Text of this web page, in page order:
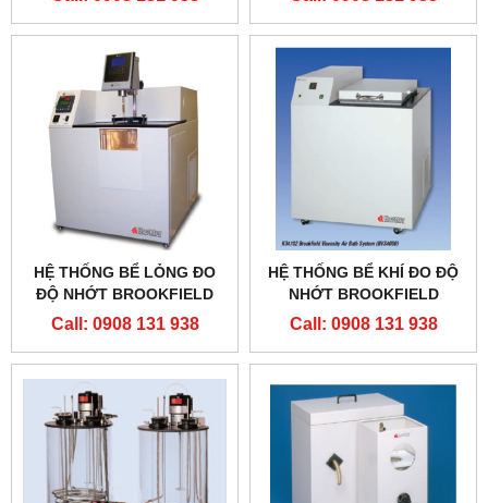
HỆ THỐNG BỂ LỎNG ĐO
ĐỘ NHỚT BROOKFIELD
Call: 0908 131 938
HỆ THỐNG BỂ KHÍ ĐO ĐỘ
NHỚT BROOKFIELD
Call: 0908 131 938